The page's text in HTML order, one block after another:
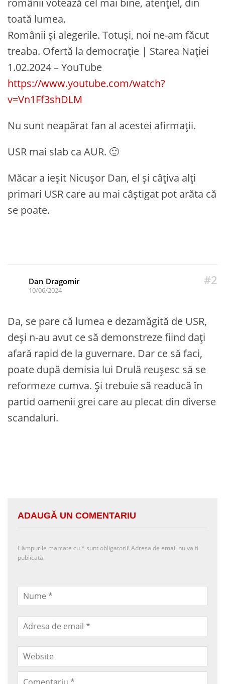
românii votează cel mai bine, atenție!, din
toată lumea.
Românii și alegerile. Totuși, noi ne-am făcut
treaba. Ofertă la democrație | Starea Nației
1.02.2024 – YouTube
https://www.youtube.com/watch?
v=Vn1Ff3shDLM
Nu sunt neapărat fan al acestei afirmații.
USR mai slab ca AUR. 🙁
Măcar a ieșit Nicușor Dan, el și câțiva alți
primari USR care au mai câștigat pot arăta că
se poate.
#2
Dan Dragomir
10/06/2024
Da, se pare că lumea e dezamăgită de USR,
deși n-au avut ce să demonstreze fiind dați
afară rapid de la guvernare. Dar ce să faci,
poate după demisia lui Drulă reușesc să se
reformeze cumva. Și trebuie să readucă în
partid oamenii grei care au plecat din diverse
scandaluri.
ADAUGĂ UN COMENTARIU
Câmpurile marcate cu * sunt obligatorii! Adresa de email nu va fi
publicată.